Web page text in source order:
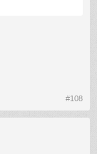
#108